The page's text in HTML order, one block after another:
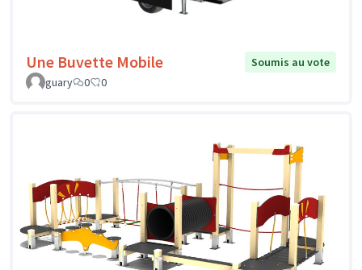
Une Buvette Mobile
Soumis au vote
guary
0 0